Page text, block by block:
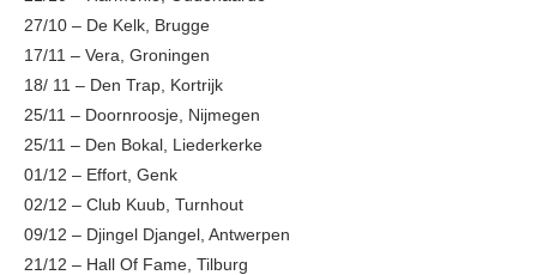
27/10 – De Kelk, Brugge
17/11 – Vera, Groningen
18/ 11 – Den Trap, Kortrijk
25/11 – Doornroosje, Nijmegen
25/11 – Den Bokal, Liederkerke
01/12 – Effort, Genk
02/12 – Club Kuub, Turnhout
09/12 – Djingel Djangel, Antwerpen
21/12 – Hall Of Fame, Tilburg